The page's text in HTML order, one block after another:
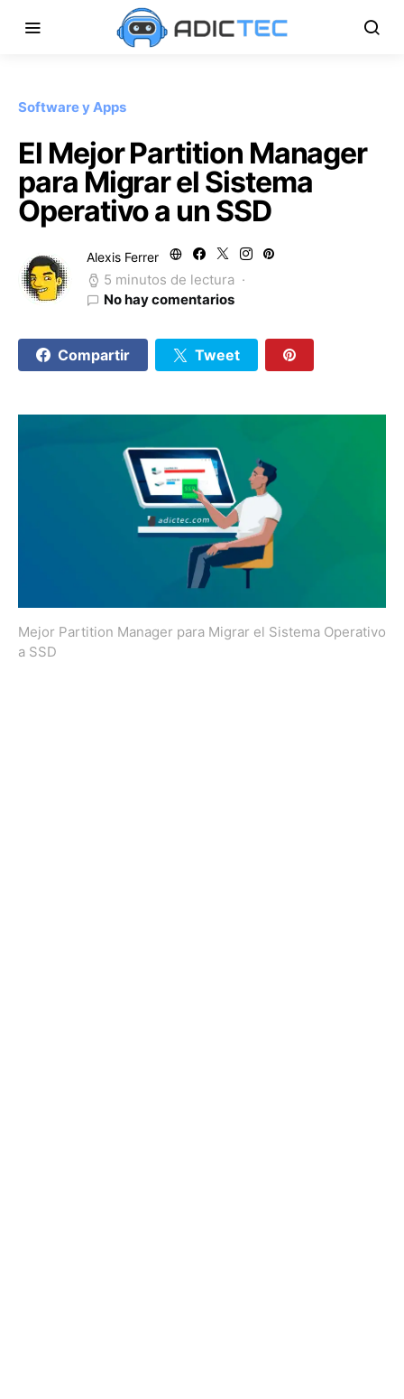
Software y Apps
El Mejor Partition Manager
para Migrar el Sistema
Operativo a un SSD
Alexis Ferrer
5 minutos de lectura
No hay comentarios
Compartir Tweet
Mejor Partition Manager para Migrar el Sistema Operativo
a SSD